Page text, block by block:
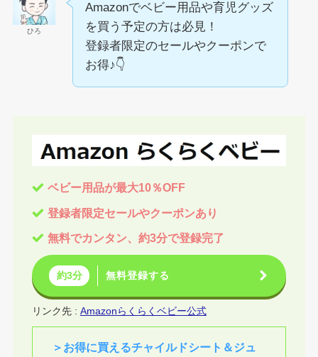
ひろ
Amazonでベビー用品や育児グッズ
を買う予定の方は必見！
登録者限定のセールやクーポンで
お得♪👇
ベビー用品が最大10％OFF
登録者限定セールやクーポンあり
無料でカンタン、約3分で登録完了
約3分 無料登録する
リンク先 : Amazonらくらくベビー公式
＞お得に買えるチャイルドシート＆ジュ